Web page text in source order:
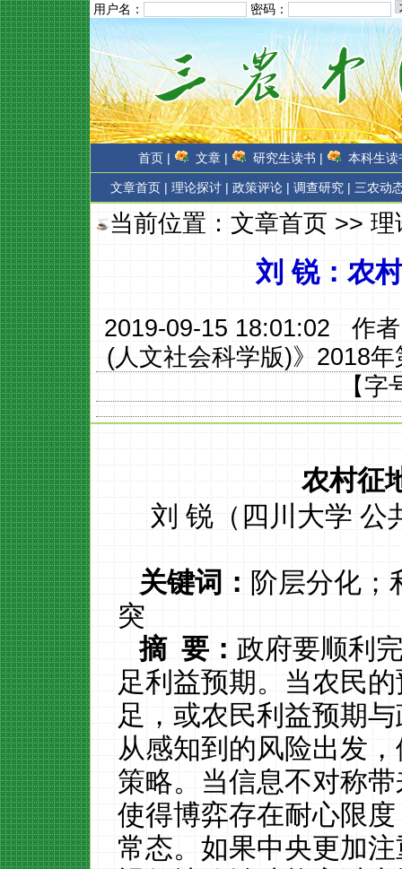
用户名： 密码：
首页 | 文章 | 研究生读书 | 本科生读
文章首页 | 理论探讨 | 政策评论 | 调查研究 | 三农动
当前位置：文章首页>>理
刘 锐：农
2019-09-15 18:01:02 作
(人文社会科学版)》2018年
【字
农村征
刘 锐（四川大学 公
关键词：阶层分化；
突
摘 要：政府要顺利
足利益预期。当农民
足，或农民利益预期
从感知到的风险出发
策略。当信息不对称
使得博弈存在耐心限
常态。如果中央更加